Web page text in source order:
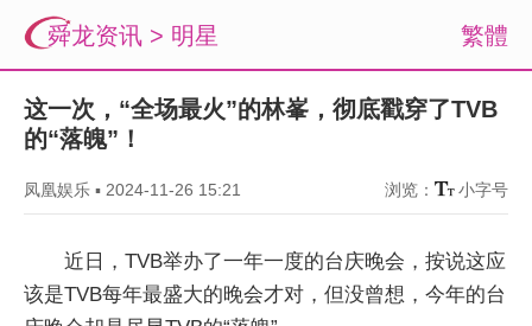
繁體
舜龙资讯 > 明星
这一次，“全场最火”的林峯，彻底戳穿了TVB
的“落魄”！
凤凰娱乐 ▪ 2024-11-26 15:21 浏览： 小字号
近日，TVB举办了一年一度的台庆晚会，按说这应
该是TVB每年最盛大的晚会才对，但没曾想，今年的台